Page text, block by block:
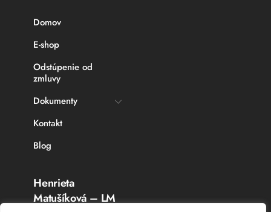
Domov
E-shop
Odstúpenie od
zmluvy
Dokumenty
Kontakt
Blog
Henrieta
Matušíková – LM